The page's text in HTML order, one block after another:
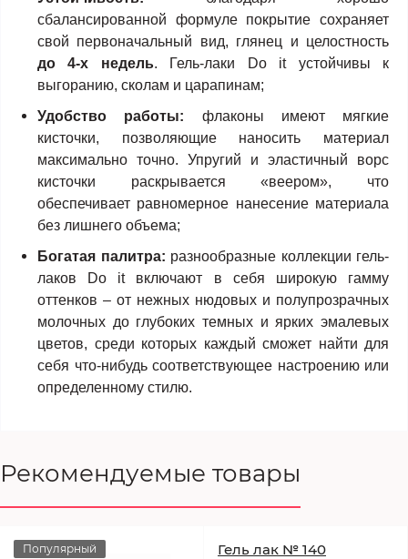
сбалансированной формуле покрытие сохраняет
свой первоначальный вид, глянец и целостность
до 4-х недель. Гель-лаки Do it устойчивы к
выгоранию, сколам и царапинам;
Удобство работы: флаконы имеют мягкие
кисточки, позволяющие наносить материал
максимально точно. Упругий и эластичный ворс
кисточки раскрывается «веером», что
обеспечивает равномерное нанесение материала
без лишнего объема;
Богатая палитра: разнообразные коллекции гель-
лаков Do it включают в себя широкую гамму
оттенков – от нежных нюдовых и полупрозрачных
молочных до глубоких темных и ярких эмалевых
цветов, среди которых каждый сможет найти для
себя что-нибудь соответствующее настроению или
определенному стилю.
Рекомендуемые товары
Популярный
Гель лак № 140